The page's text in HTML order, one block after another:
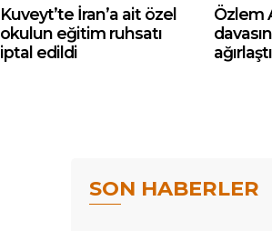
Kuveyt’te İran’a ait özel
okulun eğitim ruhsatı
iptal edildi
Özlem
SON HABERLER